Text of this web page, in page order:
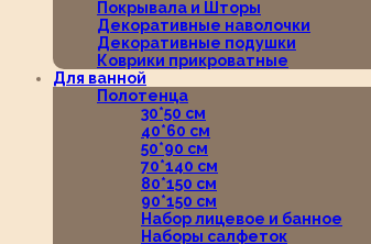
Покрывала и Шторы
Декоративные наволочки
Декоративные подушки
Коврики прикроватные
Для ванной
Полотенца
30*50 см
40*60 см
50*90 см
70*140 см
80*150 см
90*150 см
Набор лицевое и банное
Наборы салфеток